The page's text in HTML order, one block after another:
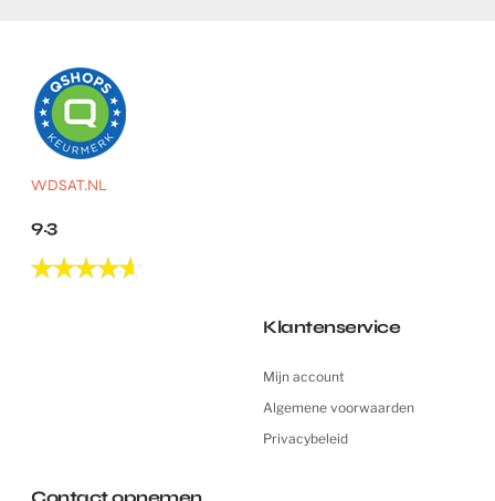
WDSAT.NL
9.3
Klantenservice
Mijn account
Algemene voorwaarden
Privacybeleid